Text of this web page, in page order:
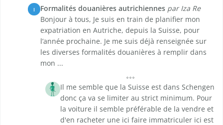
I Formalités douanières autrichiennes par Iza Re
Bonjour à tous, Je suis en train de planifier mon
expatriation en Autriche, depuis la Suisse, pour
l’année prochaine. Je me suis déjà renseignée sur
les diverses formalités douanières à remplir dans
mon ...
Il me semble que la Suisse est dans Schengen
donc ça va se limiter au strict minimum. Pour
la voiture il semble préférable de la vendre et
d'en racheter une ici faire immatriculer ici est